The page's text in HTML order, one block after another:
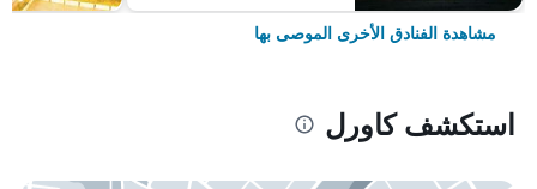
مشاهدة الفنادق الأخرى الموصى بها
استكشف كاورل